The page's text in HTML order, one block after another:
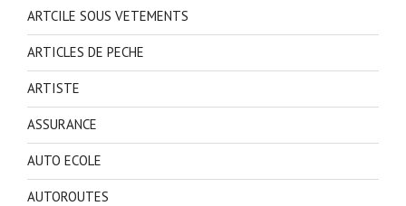
ARTCILE SOUS VETEMENTS
ARTICLES DE PECHE
ARTISTE
ASSURANCE
AUTO ECOLE
AUTOROUTES